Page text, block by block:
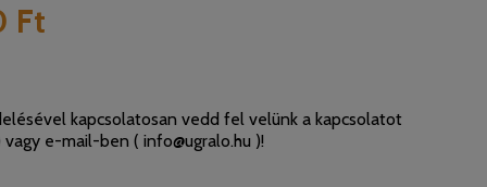
Ft
kapcsolatosan vedd fel velünk a kapcsolatot
vagy e-mail-ben ( info@ugralo.hu )!